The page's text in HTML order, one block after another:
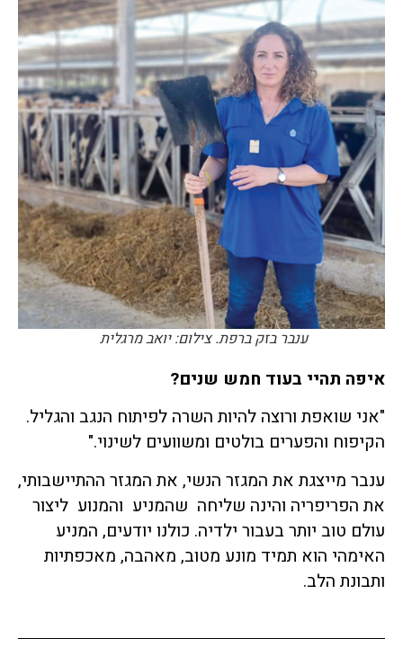
ענבר בזק ברפת. צילום: יואב מרגלית
איפה תהיי בעוד חמש שנים?
"אני שואפת ורוצה להיות השרה לפיתוח הנגב והגליל.
הקיפוח והפערים בולטים ומשוועים לשינוי."
ענבר מייצגת את המגזר הנשי, את המגזר ההתיישבותי,
את הפריפריה והינה שליחה שהמניע והמנוע ליצור
עולם טוב יותר בעבור ילדיה. כולנו יודעים, המניע
האימהי הוא תמיד מונע מטוב, מאהבה, מאכפתיות
ותבונת הלב.